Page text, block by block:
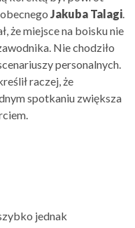
Jakuba Talagi.
że miejsce na boisku nie
Nie chodziło
personalnych.
raczej, że
spotkaniu zwiększa
jednak